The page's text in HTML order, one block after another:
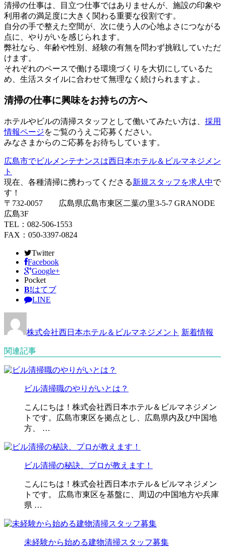
清掃の仕事は、目立つ仕事ではありませんが、施設の印象や
利用者の満足度に大きく関わる重要な役割です。
自分の手で整えた空間が、次に使う人の心地よさにつながる
点に、やりがいを感じられます。
弊社なら、年齢や性別、経験の有無を問わず挑戦していただ
けます。
それぞれのペースで働ける環境づくりを大切にしているた
め、生活スタイルに合わせて無理なく続けられますよ。
清掃の仕事に興味をお持ちの方へ
ホテルやビルの清掃スタッフとして働いてみたい方は、 採用
情報ページをご覧のうえご応募ください。
みなさまからのご応募をお待ちしています。
広島市でビルメンテナンスは西日本ホテル＆ビルマネジメン
ト
現在、各種清掃に携わってくださる新規スタッフを求人中で
す！
〒732-0057 広島県広島市東区二葉の里3-5-7 GRANODE
広島3F
TEL：082-506-1553
FAX：050-3397-0824
Twitter
Facebook
Google+
Pocket
B!はてブ
LINE
株式会社西日本ホテル＆ビルマネジメント 新着情報
関連記事
ビル清掃職のやりがいとは？
こんにちは！株式会社西日本ホテル＆ビルマネジメン
トです。広島市東区を拠点とし、広島県内及び中国地
方、 …
ビル清掃の秘訣、プロが教えます！
こんにちは！株式会社西日本ホテル＆ビルマネジメン
トです。 広島市東区を基盤に、周辺の中国地方や兵庫
県 …
未経験から始める建物清掃スタッフ募集